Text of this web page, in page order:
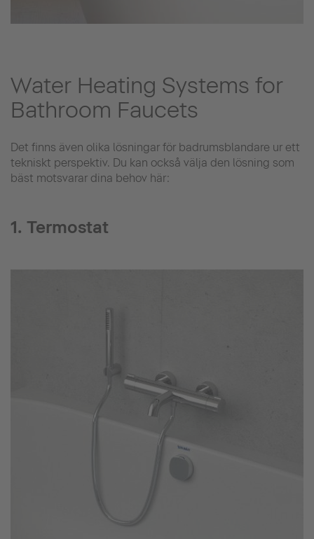
Water Heating Systems for
Bathroom Faucets
Det finns även olika lösningar för badrumsblandare ur ett
tekniskt perspektiv. Du kan också välja den lösning som
bäst motsvarar dina behov här:
1. Termostat